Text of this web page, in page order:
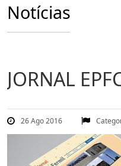
Notícias
JORNAL
26 Ago 2016